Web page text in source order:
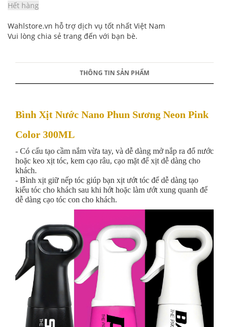
Hết hàng
Wahlstore.vn hỗ trợ dịch vụ tốt nhất Việt Nam
Vui lòng chia sẻ trang đến với bạn bè.
THÔNG TIN SẢN PHẨM
Bình Xịt Nước Nano Phun Sương Neon Pink
Color 300ML
- Có cấu tạo cầm nắm vừa tay, và dễ dàng mở nắp ra đổ nước
hoặc keo xịt tóc, kem cạo râu, cạo mặt để xịt dễ dàng cho
khách.
- Bình xịt giữ nếp tóc giúp bạn xịt ướt tóc để dễ dàng tạo
kiểu tóc cho khách sau khi hớt hoặc làm ướt xung quanh để
dễ dàng cạo tóc con cho khách.